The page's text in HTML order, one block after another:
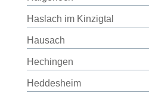
Haslach im Kinzigtal
Hausach
Hechingen
Heddesheim